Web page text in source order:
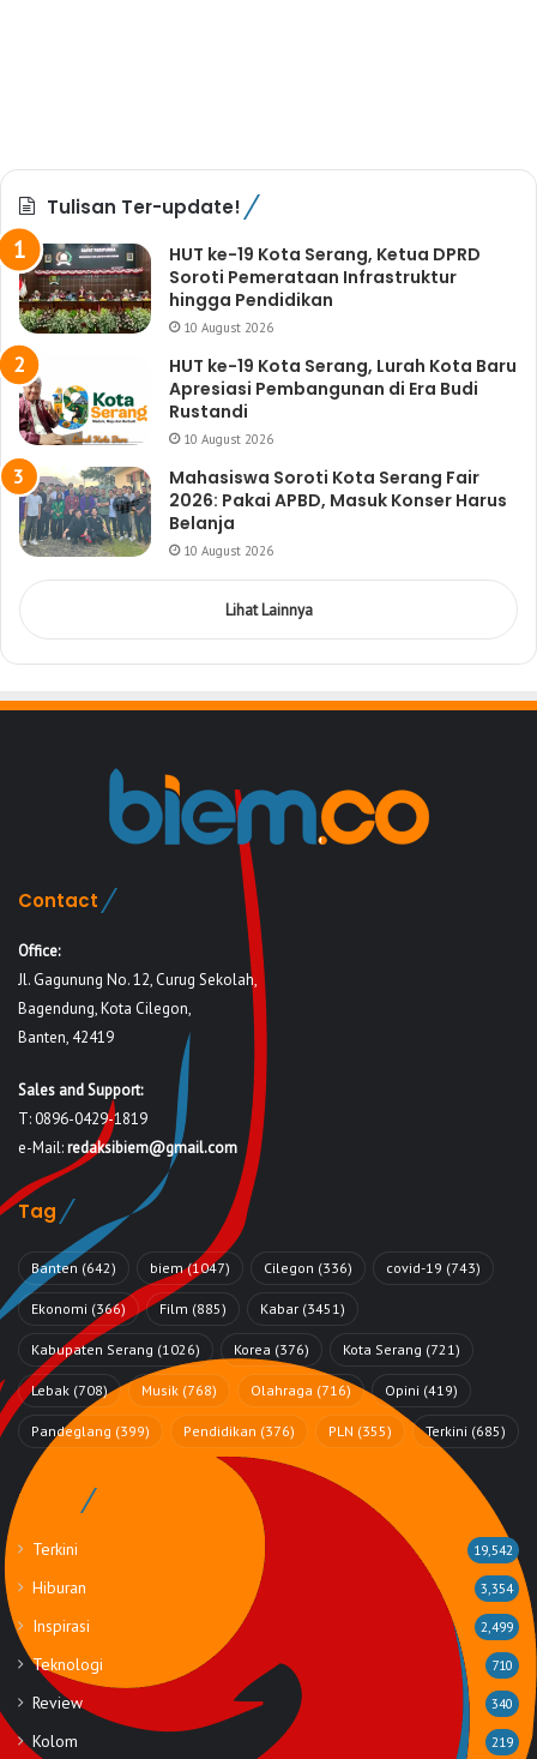
Tulisan Ter-update!
HUT ke-19 Kota Serang, Ketua DPRD
Soroti Pemerataan Infrastruktur
hingga Pendidikan
10 August 2026
HUT ke-19 Kota Serang, Lurah Kota Baru
Apresiasi Pembangunan di Era Budi
Rustandi
10 August 2026
Mahasiswa Soroti Kota Serang Fair
2026: Pakai APBD, Masuk Konser Harus
Belanja
10 August 2026
Lihat Lainnya
Contact
Office:
Jl. Gagunung No. 12, Curug Sekolah,
Bagendung, Kota Cilegon,
Banten, 42419
Sales and Support:
T: 0896-0429-1819
e-Mail:redaksibiem@gmail.com
Tag
Banten (642) biem(1047) Cilegon (336) covid-19 (743)
Ekonomi (366) Film (885) Kabar (3451)
Kabupaten Serang (1026) Korea (376) Kota Serang (721)
Lebak (708) Musik (768) Olahraga (716) Opini (419)
Pandeglang (399) Pendidikan (376) PLN (355) Terkini (685)
Rubrik
Terkini 19,542
Hiburan 3,354
Inspirasi 2,499
Teknologi 710
Review 340
Kolom 219